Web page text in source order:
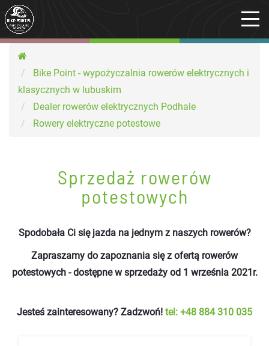
Bike Point - wypożyczalnia rowerów elektrycznych i
klasycznych w lubuskim
Dealer rowerów elektrycznych Podhale
Rowery elektryczne potestowe
Sprzedaż rowerów
potestowych
Spodobała Ci się jazda na jednym z naszych rowerów?
Zapraszamy do zapoznania się z ofertą rowerów
potestowych - dostępne w sprzedaży od 1 września 2021r.
Jesteś zainteresowany? Zadzwoń! tel: +48 884 310 035